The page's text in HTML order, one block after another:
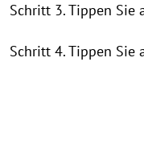
Schritt 3. Tippen Sie
Schritt 4. Tippen Sie